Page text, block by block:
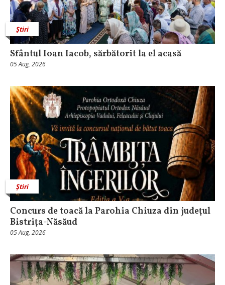
Știri
Sfântul Ioan Iacob, sărbătorit la el acasă
05 Aug, 2026
Știri
​Concurs de toacă la Parohia Chiuza din judeţul
Bistriţa-Năsăud
05 Aug, 2026